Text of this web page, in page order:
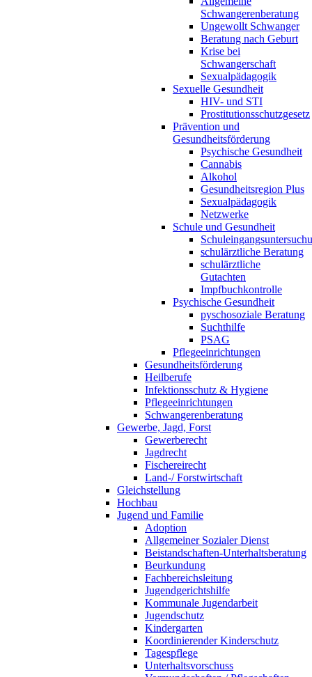
Schwangerenberatung
Ungewollt Schwanger
Beratung nach Geburt
Krise bei
Schwangerschaft
Sexualpädagogik
Sexuelle Gesundheit
HIV- und STI
Prostitutionsschutzgesetz
Prävention und
Gesundheitsförderung
Psychische Gesundheit
Cannabis
Alkohol
Gesundheitsregion Plus
Sexualpädagogik
Netzwerke
Schule und Gesundheit
schulärztliche Beratung
schulärztliche
Gutachten
Impfbuchkontrolle
Psychische Gesundheit
pyschosoziale Beratung
Suchthilfe
PSAG
Pflegeeinrichtungen
Gesundheitsförderung
Heilberufe
Infektionsschutz & Hygiene
Pflegeeinrichtungen
Schwangerenberatung
Gewerbe, Jagd, Forst
Gewerberecht
Jagdrecht
Fischereirecht
Land-/ Forstwirtschaft
Gleichstellung
Hochbau
Jugend und Familie
Adoption
Allgemeiner Sozialer Dienst
Beistandschaften-Unterhaltsberatung
Beurkundung
Fachbereichsleitung
Jugendgerichtshilfe
Kommunale Jugendarbeit
Jugendschutz
Kindergarten
Koordinierender Kinderschutz
Tagespflege
Unterhaltsvorschuss